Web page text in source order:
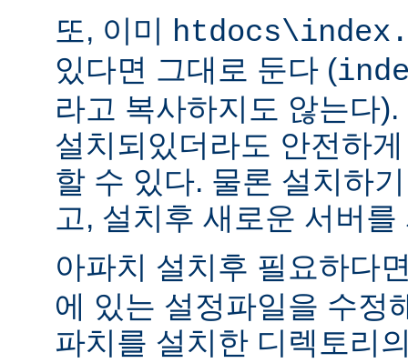
또, 이미
있다면 그대로 둔다 (
라고 복사하지도 않는다
설치되있더라도 안전하
할 수 있다. 물론 설치하
고, 설치후 새로운 서버
아파치 설치후 필요하다
에 있는 설정파일을 수정
파치를 설치한 디렉토리